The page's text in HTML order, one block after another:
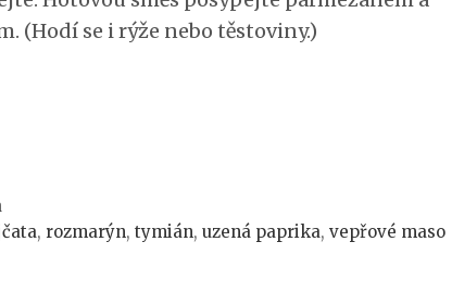
(Hodí se i rýže nebo těstoviny.)
, rozmarýn, tymián, uzená paprika, vepřové maso